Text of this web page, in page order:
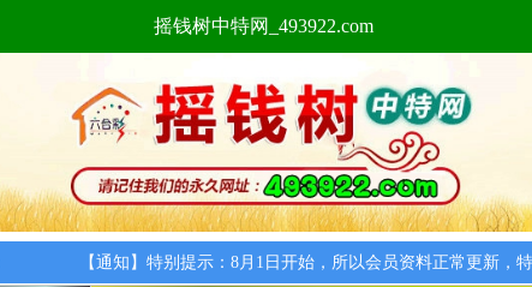
摇钱树中特网_493922.com
【通知】特别提示：8月1日开始，所以会员资料正常更新，特此